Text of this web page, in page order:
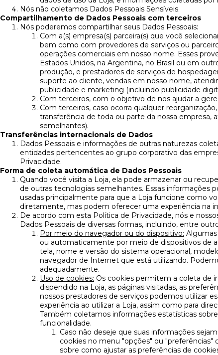
Nós não coletamos Dados Pessoais Sensíveis.
Compartilhamento de Dados Pessoais com terceiros
Nós poderemos compartilhar seus Dados Pessoais:
Com a(s) empresa(s) parceira(s) que você
bem como com provedores de serviços ou
operações comerciais em nosso nome. Esses
Estados Unidos, na Argentina, no Brasil ou em
produção, e prestadores de serviços de
suporte ao cliente, vendas em nosso nome,
publicidade e marketing (incluindo publicidade
Com terceiros, com o objetivo de nos ajudar a
Com terceiros, caso ocorra qualquer
transferência de toda ou parte da nossa empresa,
semelhantes).
Transferências internacionais de Dados
Dados Pessoais e informações de outras naturezas
entidades pertencentes ao grupo corporativo das
Privacidade.
Forma de coleta automática de Dados Pessoais
Quando você visita a Loja, ela pode armazenar ou
de outras tecnologias semelhantes. Essas informações
usadas principalmente para que a Loja funcione como
diretamente, mas podem oferecer uma experiência na
De acordo com esta Política de Privacidade, nós e
Dados Pessoais de diversas formas, incluindo, entre
Por meio do navegador ou do dispositivo:
ou automaticamente por meio de dispositivos de
tela, nome e versão do sistema operacional,
navegador de Internet que está utilizando.
adequadamente.
Uso de cookies: Os cookies permitem a coleta de
dispendido na Loja, as páginas visitadas, as
nossos prestadores de serviços podemos utilizar
experiência ao utilizar a Loja, assim como para
Também coletamos informações estatísticas
funcionalidade.
Caso não deseje que suas informações
cookies no menu "opções" ou "preferências"
sobre como ajustar as preferências de